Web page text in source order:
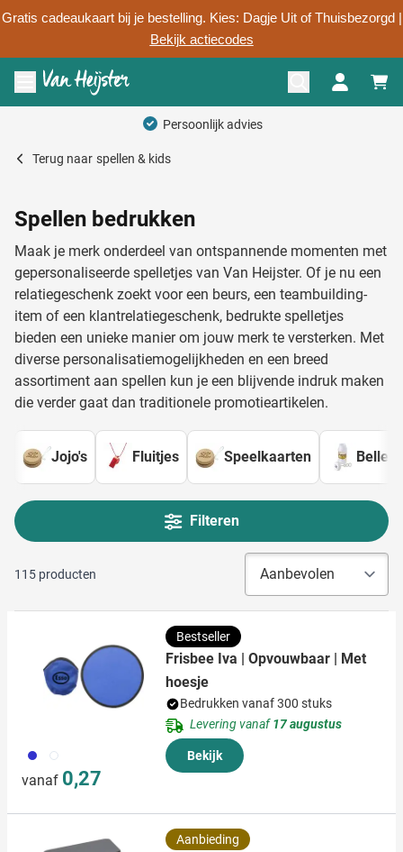
Gratis cadeaukaart bij je bestelling. Kies: Dagje Uit of Thuisbezorgd |
Bekijk actiecodes
Ga naar de inhoud
Menu openen
Persoonlijk advies
Terug naar spellen & kids
Spellen bedrukken
Maak je merk onderdeel van ontspannende momenten met
gepersonaliseerde spelletjes van Van Heijster. Of je nu een
relatiegeschenk zoekt voor een beurs, een teambuilding-
item of een klantrelatiegeschenk, bedrukte spelletjes
bieden een unieke manier om jouw merk te versterken. Met
diverse personalisatiemogelijkheden en een breed
assortiment aan spellen kun je een blijvende indruk maken
die verder gaat dan traditionele promotieartikelen.
Jojo's Fluitjes Speelkaarten
Filteren
115 producten
023 002
vanaf 0,27
Bestseller
Frisbee Iva | Opvouwbaar | Met
hoesje
Bedrukken vanaf 300 stuks
Levering vanaf17 augustus
Bekijk
Aanbieding